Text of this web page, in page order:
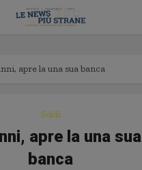
apre la una sua banca
Soldi
apre la una sua
banca